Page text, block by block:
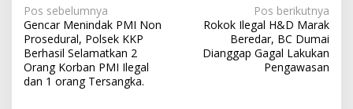
N
a
v
i
Pos sebelumnya
Gencar Menindak PMI Non
Prosedural, Polsek KKP
Berhasil Selamatkan 2
Orang Korban PMI Ilegal
dan 1 orang Tersangka.
Pos berikutnya
Rokok Ilegal H&D Marak
Beredar, BC Dumai
Dianggap Gagal Lakukan
Pengawasan